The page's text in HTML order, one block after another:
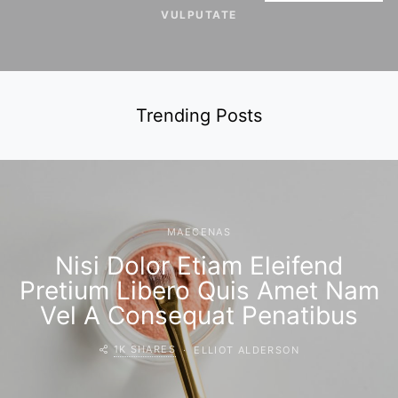
VULPUTATE
Trending Posts
MAECENAS
Nisi Dolor Etiam Eleifend
Pretium Libero Quis Amet Nam
Vel A Consequat Penatibus
1K SHARES ELLIOT ALDERSON